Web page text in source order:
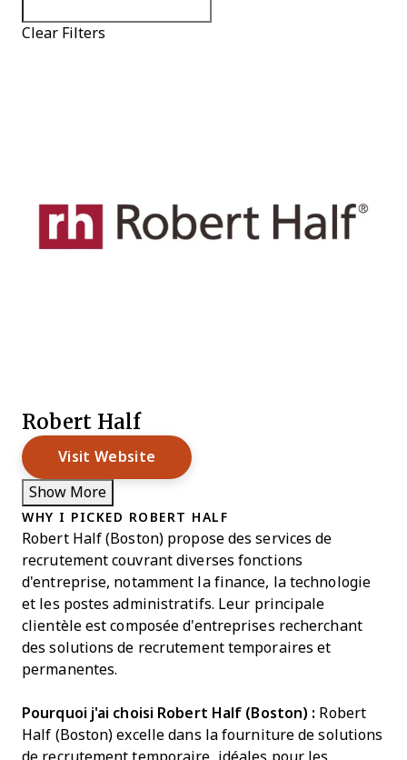
Clear Filters
Robert Half
Visit Website
Show More
WHY I PICKED ROBERT HALF
Robert Half (Boston) propose des services de
recrutement couvrant diverses fonctions
d'entreprise, notamment la finance, la technologie
et les postes administratifs. Leur principale
clientèle est composée d'entreprises recherchant
des solutions de recrutement temporaires et
permanentes.
Pourquoi j'ai choisi Robert Half (Boston) : Robert
Half (Boston) excelle dans la fourniture de solutions
de recrutement temporaire, idéales pour les